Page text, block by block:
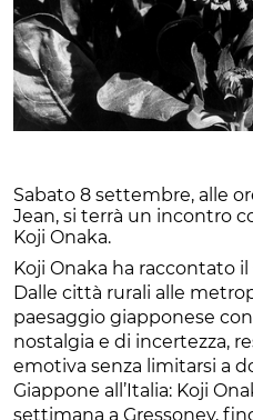
Sabato 8 settembre, alle
Jean, si terrà un incontro
Koji Onaka.
Koji Onaka ha raccontato
Dalle città rurali alle
paesaggio giapponese
nostalgia e di incertezza,
emotiva senza limitarsi a
Giappone all’Italia: Koji
settimana a Gressoney,